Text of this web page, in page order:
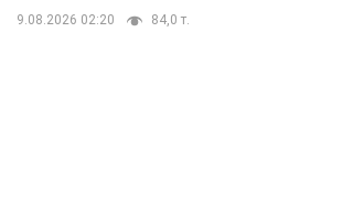
9.08.2026 02:20 84,0 т.